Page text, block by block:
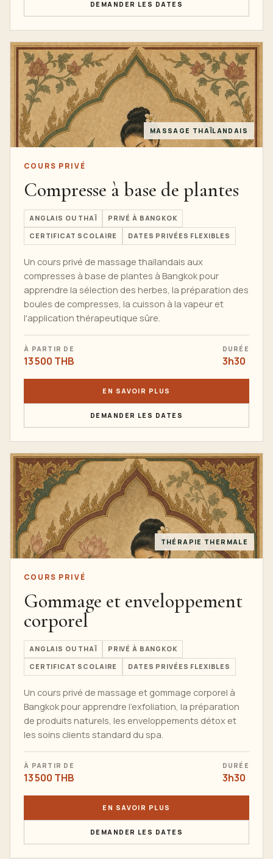
DEMANDER LES DATES
MASSAGE THAÏLANDAIS
COURS PRIVÉ
Compresse à base de plantes
ANGLAIS OU THAÏ PRIVÉ À BANGKOK
CERTIFICAT SCOLAIRE DATES PRIVÉES FLEXIBLES
Un cours privé de massage thaïlandais aux
compresses à base de plantes à Bangkok pour
apprendre la sélection des herbes, la préparation des
boules de compresses, la cuisson à la vapeur et
l'application thérapeutique sûre.
À PARTIR DE
13 500 THB
DURÉE
3h30
EN SAVOIR PLUS
DEMANDER LES DATES
THÉRAPIE THERMALE
COURS PRIVÉ
Gommage et enveloppement
corporel
ANGLAIS OU THAÏ PRIVÉ À BANGKOK
CERTIFICAT SCOLAIRE DATES PRIVÉES FLEXIBLES
Un cours privé de massage et gommage corporel à
Bangkok pour apprendre l'exfoliation, la préparation
de produits naturels, les enveloppements détox et
les soins clients standard du spa.
À PARTIR DE
13 500 THB
DURÉE
3h30
EN SAVOIR PLUS
DEMANDER LES DATES